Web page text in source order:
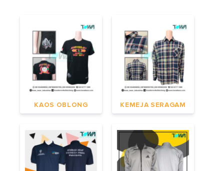
KAOS OBLONG KEMEJA SERAGAM